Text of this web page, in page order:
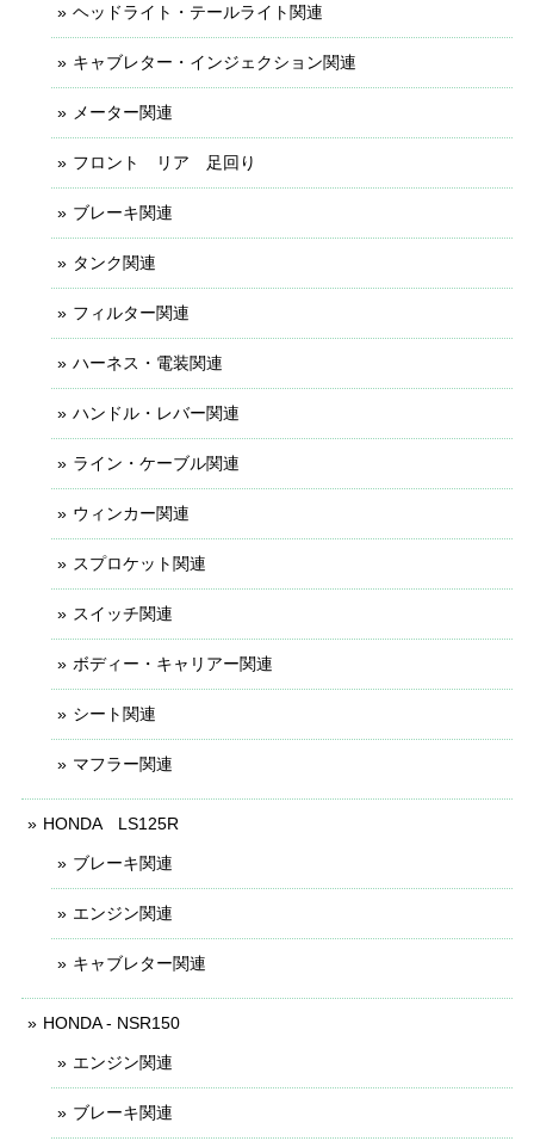
ヘッドライト・テールライト関連
キャブレター・インジェクション関連
メーター関連
フロント リア 足回り
ブレーキ関連
タンク関連
フィルター関連
ハーネス・電装関連
ハンドル・レバー関連
ライン・ケーブル関連
ウィンカー関連
スプロケット関連
スイッチ関連
ボディー・キャリアー関連
シート関連
マフラー関連
HONDA LS125R
ブレーキ関連
エンジン関連
キャブレター関連
HONDA - NSR150
エンジン関連
ブレーキ関連